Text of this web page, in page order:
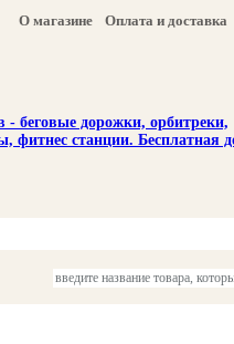
О магазине Оплата и доставка